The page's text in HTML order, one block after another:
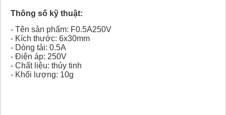
Thông số kỹ thuật:
- Tên sản phẩm: F0.5A250V
- Kích thước: 6x30mm
- Dòng tải: 0.5A
- Điện áp: 250V
- Chất liệu: thủy tinh
- Khối lượng: 10g